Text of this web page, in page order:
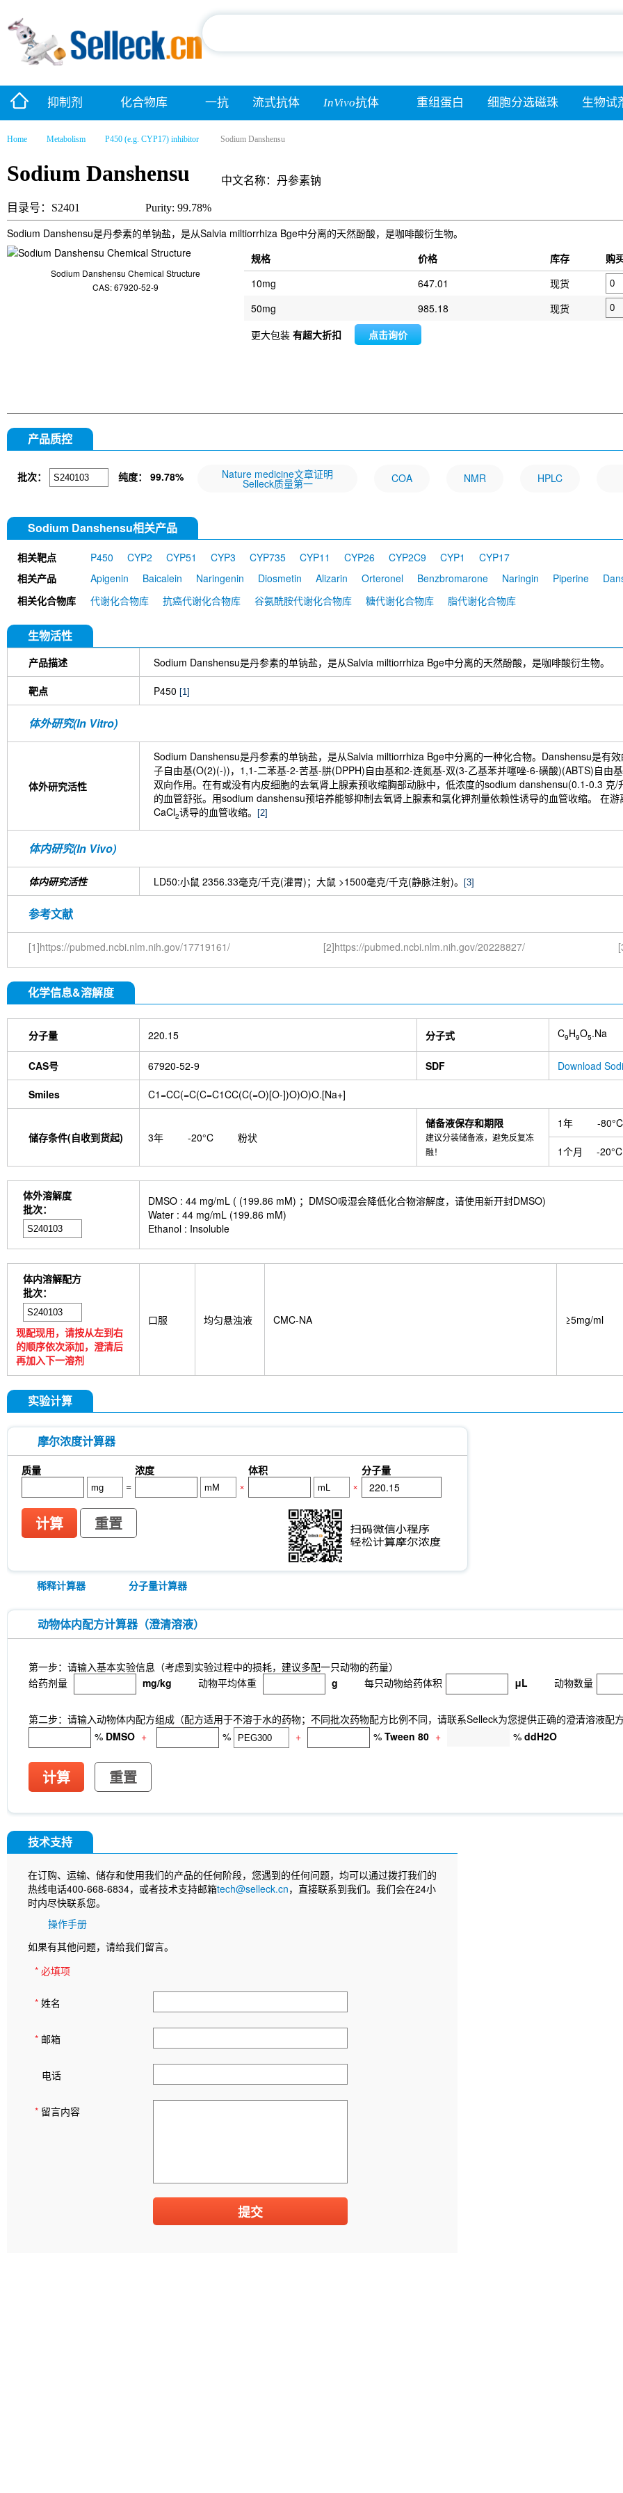
抑制剂 化合物库 一抗 流式抗体 InVivo抗体 重组蛋白 细胞分选磁珠 生物试
Home Metabolism P450 (e.g. CYP17) inhibitor Sodium Danshensu
Sodium Danshensu 中文名称：丹参素钠
目录号：S2401 Purity: 99.78%
Sodium Danshensu是丹参素的单钠盐，是从Salvia miltiorrhiza Bge中分离的天然酚酸，是咖啡酸衍生物。
Sodium Danshensu Chemical Structure
CAS: 67920-52-9
规格 价格 库存
购
10mg
647.01
现货
50mg
985.18
现货
更大包装 有超大折扣 点击询价
产品质控
批次： 纯度： 99.78% Nature medicine文章证明
Selleck质量第一 COA NMR HPLC
Sodium Danshensu相关产品
相关靶点 P450 CYP2 CYP51 CYP3 CYP735 CYP11 CYP26 CYP2C9 CYP1
CYP17
相关产品
Apigenin Baicalein Naringenin Diosmetin Alizarin Orteronel Benzbromarone Naringin Piperine
Liarozole dihydrochloride
Naringin Dihydrochalcone Ozagrel HCl 7-Hydroxyflavone Acetylshikonin
相关化合物库 代谢化合物库 抗癌代谢化合物库 谷氨酰胺代谢化合物库 糖代谢化合物库 脂代谢化合物库
生物活性
产品描述 Sodium Danshensu是丹参素的单钠盐，是从Salvia miltiorrhiza Bge中分离的天然酚酸，是咖啡酸衍生物。
靶点 P450 [1]
体外研究(In Vitro)
体外研究活性
Sodium Danshensu是丹参素的单钠盐，是从Salvia miltiorrhiza Bge中分离的一种化合物。Danshensu是有
子自由基(O(2)(-))，1,1-二苯基-2-苦基-肼(DPPH)自由基和2-连氮基-双(3-乙基苯并噻唑-6-磺酸)(ABTS)自由
双向作用。在有或没有内皮细胞的去氧肾上腺素预收缩胸部动脉中，低浓度的sodium danshensu(0.1-0.3
的血管舒张。用sodium danshensu预培养能够抑制去氧肾上腺素和氯化钾剂量依赖性诱导的血管收缩。 在
CaCl2诱导的血管收缩。 [2]
体内研究(In Vivo)
体内研究活性 LD50:小鼠 2356.33毫克/千克(灌胃)；大鼠 >1500毫克/千克(静脉注射)。 [3]
参考文献
[1]https://pubmed.ncbi.nlm.nih.gov/17719161/ [2]https://pubmed.ncbi.nlm.nih.gov/20228827/
化学信息&溶解度
分子量 220.15 分子式 C9H9O5.Na
CAS号 67920-52-9 SDF Download
Smiles C1=CC(=C(C=C1CC(C(=O)[O-])O)O)O.[Na+]
储存条件(自收到货起) 3年 -20°C 粉状
储备液保存和期限
建议分装储备液，避免反复冻
融！
1年 -80°C
1个月 -20°C
体外溶解度
批次：
DMSO : 44 mg/mL ( (199.86 mM) ；DMSO吸湿会降低化合物溶解度，请使用新开封DMSO)
Water : 44 mg/mL (199.86 mM)
Ethanol : Insoluble
体内溶解配方
批次：
现配现用，请按从左到右
的顺序依次添加，澄清后
再加入下一溶剂
口服 均匀悬浊液 CMC-NA ≥5mg/ml
实验计算
摩尔浓度计算器
质量 浓度 体积
分子量
=
× ×
计算 重置
稀释计算器 分子量计算器
动物体内配方计算器（澄清溶液）
第一步：请输入基本实验信息（考虑到实验过程中的损耗，建议多配一只动物的药量）
给药剂量
mg/kg 动物平均体重 g 每只动物给药体积 μL 动物数量
第二步：请输入动物体内配方组成（配方适用于不溶于水的药物；不同批次药物配方比例不同，请联系Selleck为您提供正确的澄清溶液配
% DMSO + % + % Tween 80 + % ddH2O
计算 重置
技术支持
在订购、运输、储存和使用我们的产品的任何阶段，您遇到的任何问题，均可以通过拨打我们的
热线电话400-668-6834，或者技术支持邮箱tech@selleck.cn，直接联系到我们。我们会在24小
时内尽快联系您。
操作手册
如果有其他问题，请给我们留言。
* 必填项
* 姓名
* 邮箱
电话
* 留言内容